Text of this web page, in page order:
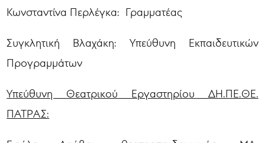
Κωνσταντίνα Περλέγκα: Γραμματέας
Συγκλητική Βλαχάκη: Υπεύθυνη Εκπαιδευτικών
Προγραμμάτων
Υπεύθυνη Θεατρικού Εργαστηρίου ΔΗ.ΠΕ.ΘΕ.
ΠΑΤΡΑΣ: